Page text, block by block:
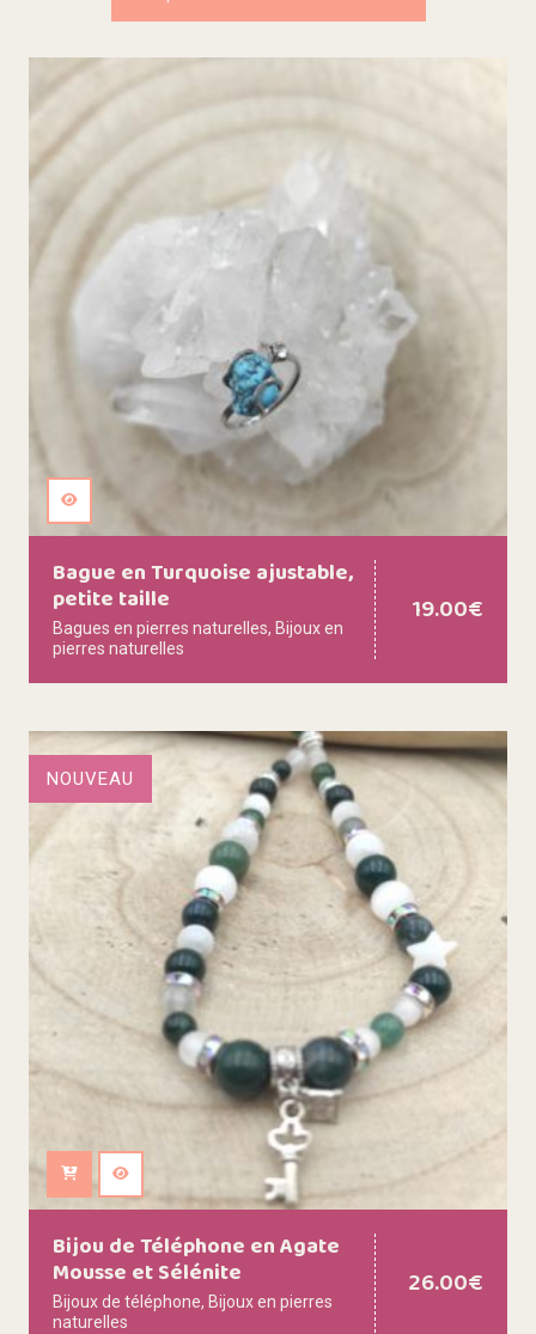
Bague en Turquoise ajustable,
petite taille
Bagues en pierres naturelles, Bijoux en
pierres naturelles
19.00€
NOUVEAU
Ajouter au panier
Bijou de Téléphone en Agate
Mousse et Sélénite
Bijoux de téléphone, Bijoux en pierres
naturelles
26.00€